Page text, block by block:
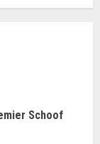
Schoof